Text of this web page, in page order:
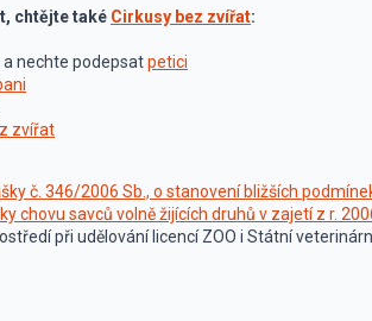
chtějte také Cirkusy bez zvířat:
nechte podepsatpetici
zvířat
č. 346/2006 Sb., o stanovení bližších
chovu savců volně žijících druhů v zajetí z r.
při udělování licencí ZOO i Státní